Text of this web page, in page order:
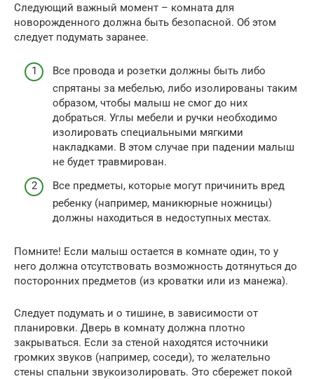
Следующий важный момент – комната для
новорожденного должна быть безопасной. Об этом
следует подумать заранее.
Все провода и розетки должны быть либо
спрятаны за мебелью, либо изолированы таким
образом, чтобы малыш не смог до них
добраться. Углы мебели и ручки необходимо
изолировать специальными мягкими
накладками. В этом случае при падении малыш
не будет травмирован.
Все предметы, которые могут причинить вред
ребенку (например, маникюрные ножницы)
должны находиться в недоступных местах.
Помните! Если малыш остается в комнате один, то у
него должна отсутствовать возможность дотянуться до
посторонних предметов (из кроватки или из манежа).
Следует подумать и о тишине, в зависимости от
планировки. Дверь в комнату должна плотно
закрываться. Если за стеной находятся источники
громких звуков (например, соседи), то желательно
стены спальни звукоизолировать. Это сбережет покой